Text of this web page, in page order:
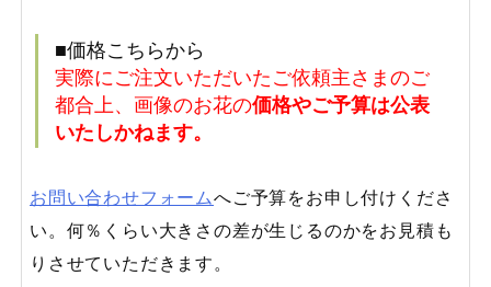
■価格こちらから
実際にご注文いただいたご依頼主さまのご
都合上、画像のお花の価格やご予算は公表
いたしかねます。
お問い合わせフォームへご予算をお申し付けくださ
い。何％くらい大きさの差が生じるのかをお見積も
りさせていただきます。